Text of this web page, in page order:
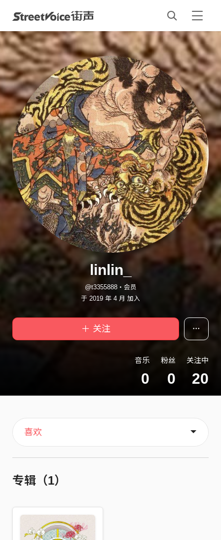
linlin_
@t3355888・会员
于 2019 年 4 月 加入
＋ 关注
音乐
0
粉丝
0
关注中
20
主页
歌单
喜欢
关于
专辑（1）